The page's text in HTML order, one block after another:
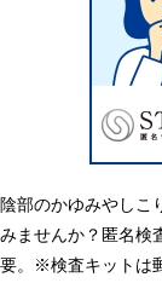
陰部のかゆみやしこ
みませんか？匿名検
要。※検査キットは